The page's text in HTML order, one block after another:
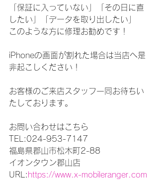
「保証に入っていない」「その日に直
したい」「データを取り出したい」
このような方に修理お勧めです！
iPhoneの画面が割れた場合は当店へ是
非起こしください！
お客様のご来店スタッフ一同お待ちい
たしております。
お問い合わせはこちら
TEL:024-953-7147
福島県郡山市松木町2-88
イオンタウン郡山店
URL: https://www.x-mobileranger.com